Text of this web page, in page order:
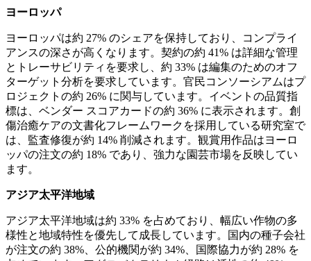
ヨーロッパ
ヨーロッパは約 27% のシェアを保持しており、コンプライ
アンスの深さが高くなります。契約の約 41% は詳細な管理
とトレーサビリティを要求し、約 33% は編集のためのオフ
ターゲット分析を要求しています。官民コンソーシアムはプ
ロジェクトの約 26% に関与しています。イベントの品質指
標は、ベンダー スコアカードの約 36% に表示されます。創
傷治癒ケアの文書化フレームワークを採用している研究室で
は、監査修復が約 14% 削減されます。観賞用作品はヨーロ
ッパの注文の約 18% であり、強力な園芸市場を反映してい
ます。
アジア太平洋地域
アジア太平洋地域は約 33% を占めており、幅広い作物の多
様性と地域特性を優先して成長しています。国内の種子会社
が注文の約 38%、公的機関が約 34%、国際協力が約 28% を